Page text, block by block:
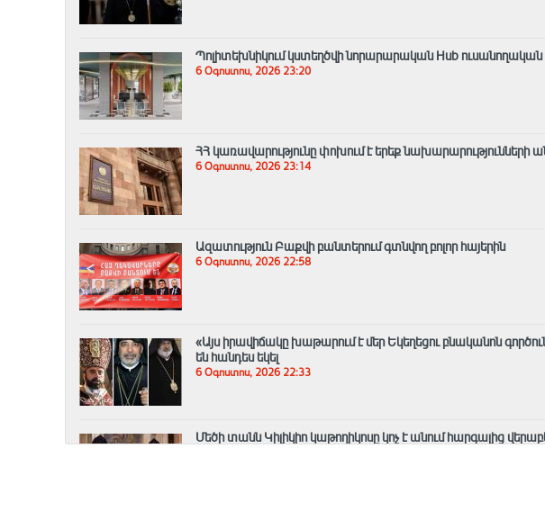
Պոլիտեխնիկում կստեղծվի նորարարական Hub
6 Օգոստոս, 2026 23:20
ՀՀ կառավարությունը փոխում է երեք նախարարությունների
6 Օգոստոս, 2026 23:14
Ազատություն Բաքվի բանտերում գտնվող բոլոր հայերին
6 Օգոստոս, 2026 22:58
«Այս իրավիճակը խաթարում է մեր Եկեղեցու բնականոն
են հանդես եկել
6 Օգոստոս, 2026 22:33
Մեծի տանն Կիլիկիո կաթողիկոսը կոչ է անում հարգալից